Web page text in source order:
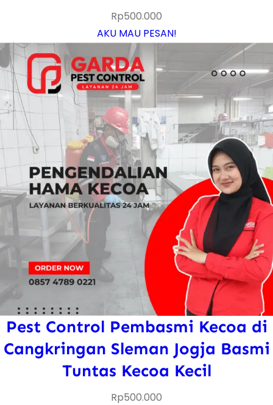
Rp500.000
AKU MAU PESAN!
Pest Control Pembasmi Kecoa di
Cangkringan Sleman Jogja Basmi
Tuntas Kecoa Kecil
Rp500.000